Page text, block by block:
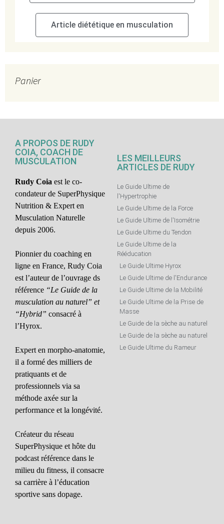
Article diététique en musculation
Panier
A PROPOS DE RUDY
COIA, COACH DE
MUSCULATION
Rudy Coia est le co-
condateur de SuperPhysique
Nutrition & Expert en
Musculation Naturelle
depuis 2006.
Pionnier du coaching en
ligne en France, Rudy Coia
est l’auteur de l’ouvrage ds
référence “Le Guide de la
musculation au naturel” et
“Hybrid” consacré à
l’Hyrox.
Expert en morpho-anatomie,
il a formé des milliers de
pratiquants et de
professionnels via sa
méthode axée sur la
performance et la longévité.
Créateur du réseau
SuperPhysique et hôte du
podcast référence dans le
milieu du fitness, il consacre
sa carrière à l’éducation
sportive sans dopage.
LES MEILLEURS
ARTICLES DE RUDY
Le Guide Ultime de
l'Hypertrophie
Le Guide Ultime de la Force
Le Guide Ultime de l'Isométrie
Le Guide Ultime du Tendon
Le Guide Ultime de la
Rééducation
Le Guide Ultime Hyrox
Le Guide Ultime de l'Endurance
Le Guide Ultime de la Mobilité
Le Guide Ultime de la Prise de
Masse
Le Guide de la sèche au naturel
Le Guide de la sèche au naturel
Le Guide Ultime du Rameur